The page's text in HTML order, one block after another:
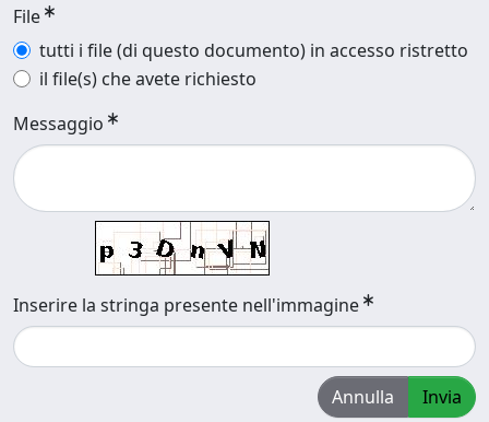
File
tutti i file (di questo documento) in accesso ristretto
il file(s) che avete richiesto
Messaggio
Inserire la stringa presente nell'immagine
Annulla Invia